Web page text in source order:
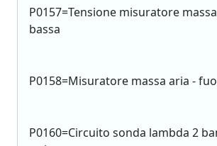
P0157=Tensione misuratore
bassa
P0158=Misuratore massa aria -
P0160=Circuito sonda lambda 2